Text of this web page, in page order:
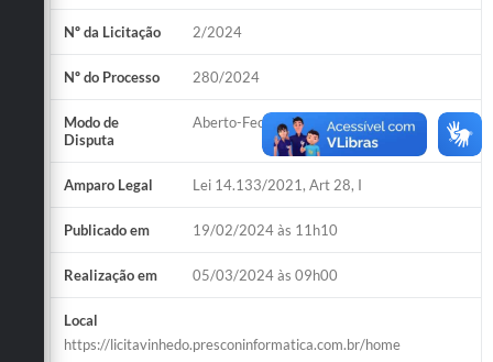
Diário Oficial
Defesa Civil
Convênios Terceiro Setor
Sistema de Protocolo
Poupatempo
Fala.BR
Listagem dos CEPs de Vinhedo
Nº da Licitação 2/2024
Nº do Processo 280/2024
Modo de
Disputa
Aberto-Fechado
Amparo Legal Lei 14.133/2021, Art 28, I
Publicado em 19/02/2024 às 11h10
Realização em 05/03/2024 às 09h00
Local
https://licitavinhedo.presconinformatica.com.br/home